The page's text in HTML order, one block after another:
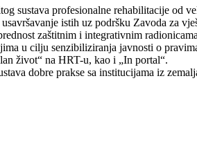
sustava profesionalne rehabilitacije od
istih uz podršku Zavoda za
zaštitnim i integrativnim
u cilju senzibiliziranja javnosti o
život“ na HRT-u, kao i „In portal“.
dobre prakse sa institucijama iz